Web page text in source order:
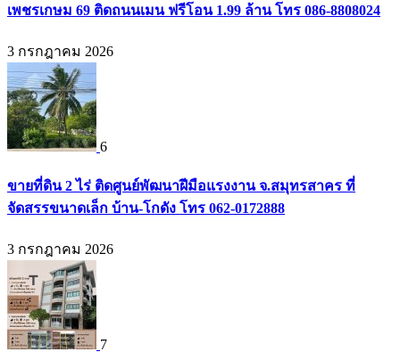
เพชรเกษม 69 ติดถนนเมน ฟรีโอน 1.99 ล้าน โทร 086-8808024
3 กรกฎาคม 2026
6
ขายที่ดิน 2 ไร่ ติดศูนย์พัฒนาฝีมือแรงงาน จ.สมุทรสาคร ที่
จัดสรรขนาดเล็ก บ้าน-โกดัง โทร 062-0172888
3 กรกฎาคม 2026
7